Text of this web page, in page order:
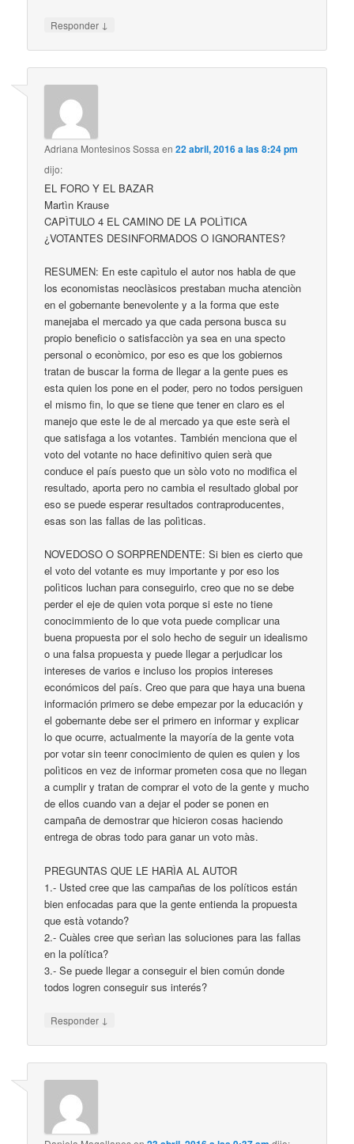
Responder ↓
Adriana Montesinos Sossa en22 abril, 2016 a las 8:24 pm
dijo:
EL FORO Y EL BAZAR
Martìn Krause
CAPÌTULO 4 EL CAMINO DE LA POLÌTICA
¿VOTANTES DESINFORMADOS O IGNORANTES?
RESUMEN: En este capìtulo el autor nos habla de que
los economistas neoclàsicos prestaban mucha atenciòn
en el gobernante benevolente y a la forma que este
manejaba el mercado ya que cada persona busca su
propio beneficio o satisfacciòn ya sea en una specto
personal o econòmico, por eso es que los gobiernos
tratan de buscar la forma de llegar a la gente pues es
esta quien los pone en el poder, pero no todos persiguen
el mismo fin, lo que se tiene que tener en claro es el
manejo que este le de al mercado ya que este serà el
que satisfaga a los votantes. También menciona que el
voto del votante no hace definitivo quien serà que
conduce el país puesto que un sòlo voto no modifica el
resultado, aporta pero no cambia el resultado global por
eso se puede esperar resultados contraproducentes,
esas son las fallas de las polìticas.
NOVEDOSO O SORPRENDENTE: Si bien es cierto que
el voto del votante es muy importante y por eso los
polìticos luchan para conseguirlo, creo que no se debe
perder el eje de quien vota porque si este no tiene
conocimmiento de lo que vota puede complicar una
buena propuesta por el solo hecho de seguir un idealismo
o una falsa propuesta y puede llegar a perjudicar los
intereses de varios e incluso los propios intereses
económicos del país. Creo que para que haya una buena
información primero se debe empezar por la educación y
el gobernante debe ser el primero en informar y explicar
lo que ocurre, actualmente la mayoría de la gente vota
por votar sin teenr conocimiento de quien es quien y los
polìticos en vez de informar prometen cosa que no llegan
a cumplir y tratan de comprar el voto de la gente y mucho
de ellos cuando van a dejar el poder se ponen en
campaña de demostrar que hicieron cosas haciendo
entrega de obras todo para ganar un voto màs.
PREGUNTAS QUE LE HARÌA AL AUTOR
1.- Usted cree que las campañas de los políticos están
bien enfocadas para que la gente entienda la propuesta
que està votando?
2.- Cuàles cree que serìan las soluciones para las fallas
en la política?
3.- Se puede llegar a conseguir el bien común donde
todos logren conseguir sus interés?
Responder ↓